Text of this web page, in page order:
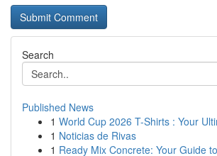
Search
Published News
1 World Cup 2026 T-Shirts : Your
1 Noticias de Rivas
1 Ready Mix Concrete: Your Guide